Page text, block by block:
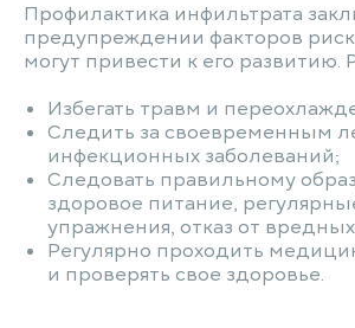
Профилактика инфильтрата
предупреждении факторов
могут привести к его развитию.
Избегать травм и
Следить за своевременным
инфекционных заболеваний;
Следовать правильному
здоровое питание,
упражнения, отказ от
Регулярно проходить
и проверять свое здоровье.